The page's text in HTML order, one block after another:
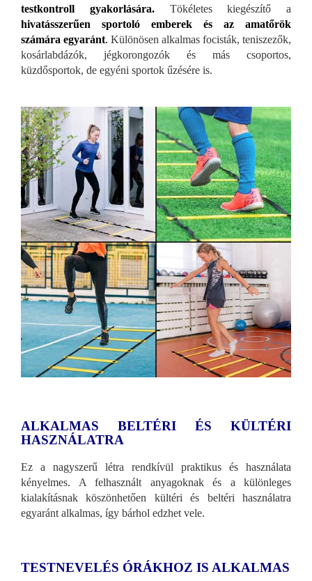
testkontroll gyakorlására.
Tökéletes kiegészítő a
hivatásszerűen sportoló emberek és az amatőrök
számára egyaránt. Különösen alkalmas focisták, teniszezők,
kosárlabdázók, jégkorongozók és más csoportos,
küzdősportok, de egyéni sportok űzésére is.
ALKALMAS BELTÉRI ÉS KÜLTÉRI
HASZNÁLATRA
Ez a nagyszerű létra rendkívül praktikus és használata
kényelmes. A felhasznált anyagoknak és a különleges
kialakításnak köszönhetően kültéri és beltéri használatra
egyaránt alkalmas, így bárhol edzhet vele.
TESTNEVELÉS ÓRÁKHOZ IS ALKALMAS